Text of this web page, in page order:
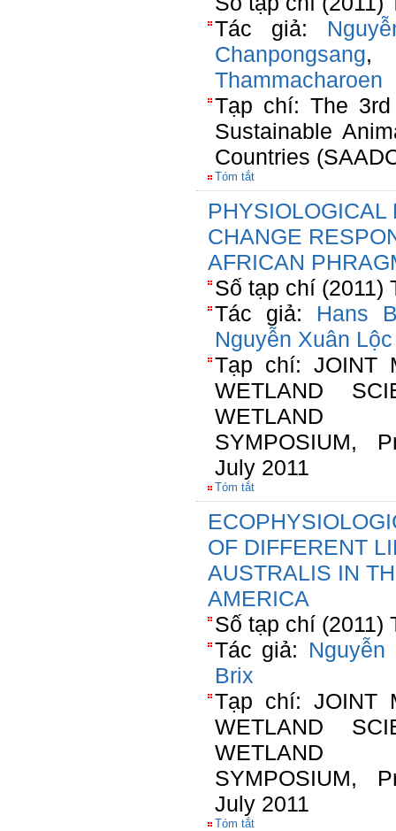
Tác giả:
Chanpongsang
Thammacharoen
Tạp chí: The 3rd
Sustainable
Countries
Tóm tắt
PHYSIOLOGICAL
CHANGE
AFRICAN
Số tạp chí (2011)
Tác giả: Hans
Nguyễn Xuân Lộc
Tạp chí: JOINT
WETLAND
WETLAND
SYMPOSIUM,
July 2011
Tóm tắt
OF DIFFERENT
AUSTRALIS IN
AMERICA
Số tạp chí (2011)
Tác giả: Nguyễn
Brix
Tạp chí: JOINT
WETLAND
WETLAND
SYMPOSIUM,
July 2011
Tóm tắt